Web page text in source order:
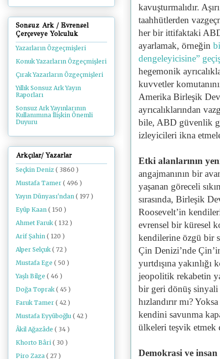
kavuşturmalıdır.
taahhütlerden
her bir ittifaktaki
ayarlamak, örneğin
dengeleyicisine”
hegemonik
kuvvetler
Amerika Birleşik
ayrıcalıklarından
bile, ABD güvenlik
izleyicileri ikna
Etki alanlarının
angajmanının bir
yaşanan göreceli
sırasında, Birleşik
Roosevelt’in
evrensel birküresel
kendilerine özgü bir
Çin Denizi’nde
yurtdışına
jeopolitik rekabetin
bir geri dönüş sinyali
hızlandırır mı?
kendini savunma
ülkeleri teşvik etmek
Demokrasi ve
Sonsuz Ark / Evrensel
Çerçeveye Yolculuk
Yazarların Özgeçmişleri
Konuk Yazarların Özgeçmişleri
Çırak Yazarların Özgeçmişleri
Yıllık Sonsuz Ark Yayın
Raporları
Sonsuz Ark Yayınlarının
Kullanımına İlişkin Önemli
Duyuru
Arkçılar/ Yazarlar
Seçkin Deniz ( 3860 )
Mustafa Tamer ( 496 )
Yayın Dünyası'ndan ( 197 )
Eyüp Kaan ( 150 )
Ahmet Faruk ( 132 )
Arif Şahin ( 120 )
Alper Selçuk ( 72 )
Mustafa Ege ( 50 )
Yaşlı Bilge ( 46 )
Doğa Toprak ( 45 )
Faruk Tamer ( 42 )
Mustafa Eyyüboğlu ( 42 )
Âkil Ağazâde ( 34 )
Khorto Bâri ( 30 )
Piro Zaza ( 27 )